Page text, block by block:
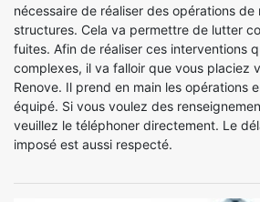
nécessaire de réaliser des opérations
structures. Cela va permettre de lutter
fuites. Afin de réaliser ces interventions
complexes, il va falloir que vous placiez
Renove. Il prend en main les opérations
équipé. Si vous voulez des
veuillez le téléphoner directement. Le
imposé est aussi respecté.